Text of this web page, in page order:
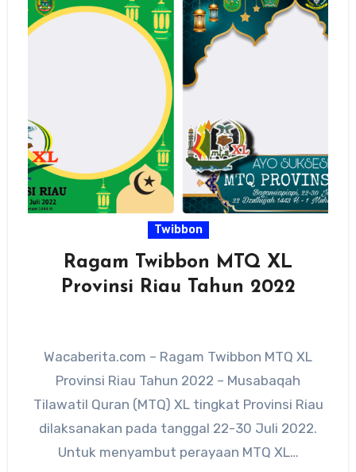
Twibbon
Ragam Twibbon MTQ XL
Provinsi Riau Tahun 2022
Wacaberita.com – Ragam Twibbon MTQ XL
Provinsi Riau Tahun 2022 – Musabaqah
Tilawatil Quran (MTQ) XL tingkat Provinsi Riau
dilaksanakan pada tanggal 22-30 Juli 2022.
Untuk menyambut perayaan MTQ XL…